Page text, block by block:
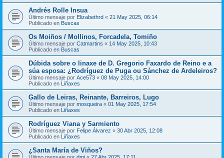
Andrés Rolle Insua
Último mensaje por Elizabethrd « 21 May 2025, 06:14
Publicado en Buscas
Os Moiños / Mollinos, Forcadela, Tomiño
Último mensaje por Catmartins « 14 May 2025, 10:43
Publicado en Buscas
Dúbida sobre o linaxe de D. Gregorio Faxardo de Reino e a
súa esposa: ¿Rodríguez de Puga ou Sánchez de Ardeleiros?
Último mensaje por Ace573 « 08 May 2025, 14:00
Publicado en Liñaxes
Gallo de Leiras, Reinante, Barreiros, Lugo
Último mensaje por mosqueira « 01 May 2025, 17:54
Publicado en Liñaxes
Rodríguez Viana y Sarmiento
Último mensaje por Felipe Álvarez « 30 Abr 2025, 12:08
Publicado en Liñaxes
¿Santa María de Viños?
Último mensaje por dmj « 27 Abr 2025, 17:11